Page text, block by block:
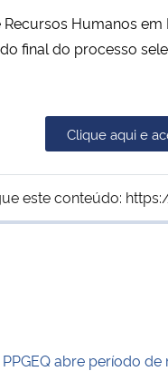
Humanos
final do processo
Clique aqui e
este conteúdo:
PPGEQ abre período